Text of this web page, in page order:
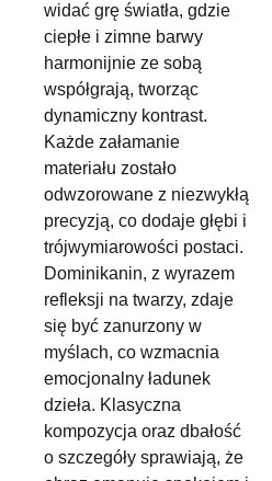
widać grę światła, gdzie
ciepłe i zimne barwy
harmonijnie ze sobą
współgrają, tworząc
dynamiczny kontrast.
Każde załamanie
materiału zostało
odwzorowane z niezwykłą
precyzją, co dodaje głębi i
trójwymiarowości postaci.
Dominikanin, z wyrazem
refleksji na twarzy, zdaje
się być zanurzony w
myślach, co wzmacnia
emocjonalny ładunek
dzieła. Klasyczna
kompozycja oraz dbałość
o szczegóły sprawiają, że